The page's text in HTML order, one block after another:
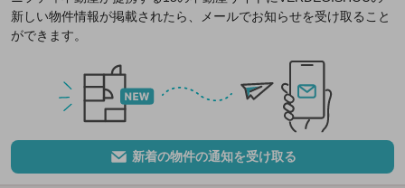
新しい物件情報が掲載されたら、メールでお知らせを受け取ること
ができます。
新着の物件の通知を受け取る